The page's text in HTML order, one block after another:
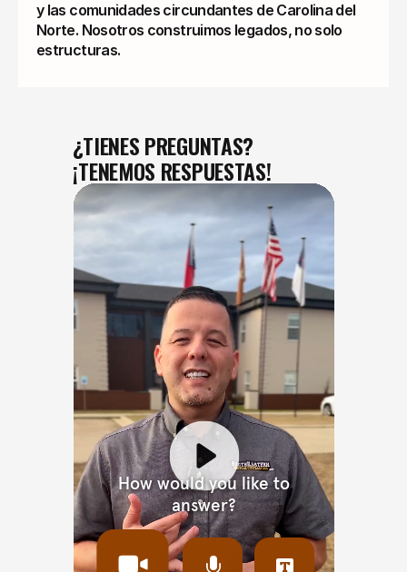
y las comunidades circundantes de Carolina del
Norte. Nosotros construimos legados, no solo
estructuras.
¿TIENES PREGUNTAS?
¡TENEMOS RESPUESTAS!